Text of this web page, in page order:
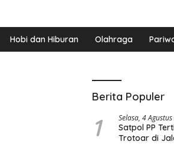
Hobi dan Hiburan Olahraga
Berita Populer
1 Selasa, 4
Satpol PP
Trotoar di